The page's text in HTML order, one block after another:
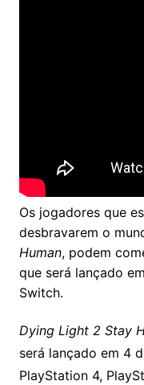
Os jogadores que
desbravarem o
Human, podem
que será lançado
Switch.
Dying Light 2 Stay
será lançado em 4
PlayStation 4,